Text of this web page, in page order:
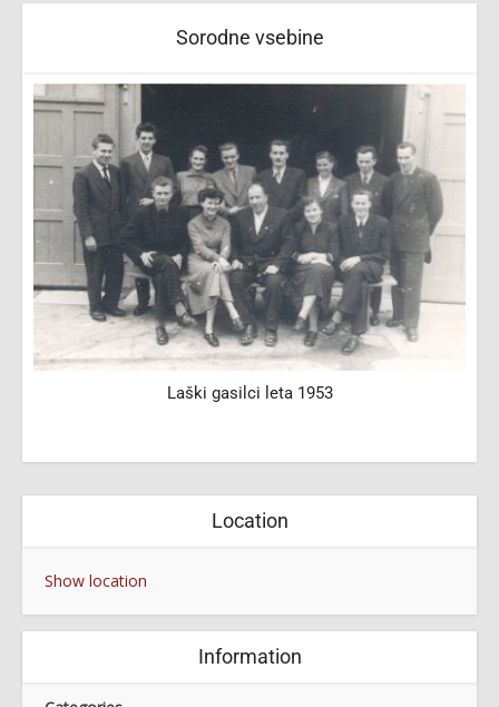
Sorodne vsebine
Laški gasilci leta 1953
Location
Show location
Information